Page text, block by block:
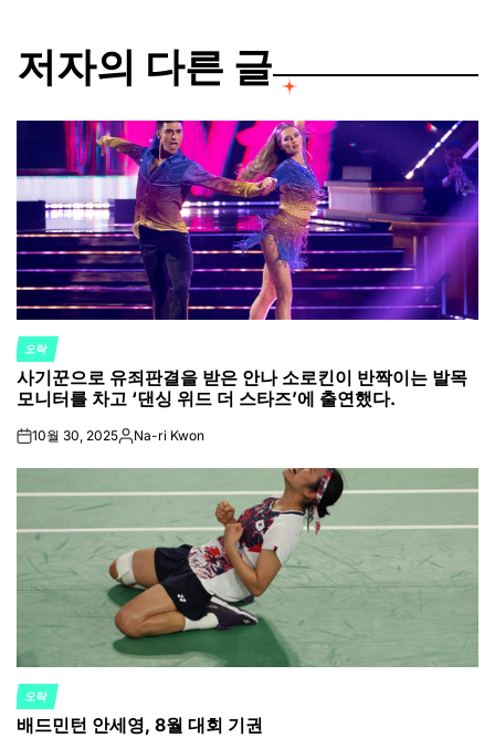
저자의 다른 글
POSTED
IN
오락
사기꾼으로 유죄판결을 받은 안나 소로킨이 반짝이는 발목
모니터를 차고 ‘댄싱 위드 더 스타즈’에 출연했다.
on10월 30, 2025Posted
Na-ri Kwon
POSTED
IN
오락
배드민턴 안세영, 8월 대회 기권